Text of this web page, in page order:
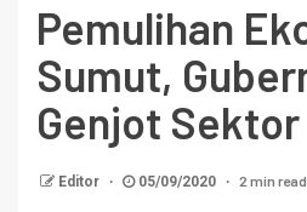
Pemulihan
Sumut,
Genjot
Editor 05/09/2020 2 min read